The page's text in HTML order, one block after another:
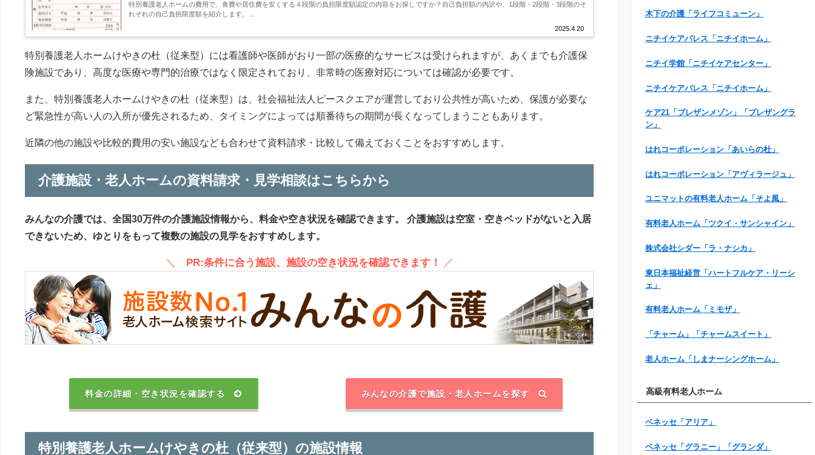
2025.4.20
特別養護老人ホームの費用で、食費や居住費を安くする４段階の負担限度額認定の内容をお探しですか？自己負担額の内訳や、1段階・2段階・3段階のそ
れぞれの自己負担限度額を紹介します。...
特別養護老人ホームけやきの杜（従来型）には看護師や医師がおり一部の医療的なサービスは受けられますが、あくまでも介護保
険施設であり、高度な医療や専門的治療ではなく限定されており、非常時の医療対応については確認が必要です。
また、特別養護老人ホームけやきの杜（従来型）は、社会福祉法人ピースクエアが運営しており公共性が高いため、保護が必要な
ど緊急性が高い人の入所が優先されるため、タイミングによっては順番待ちの期間が長くなってしまうこともあります。
近隣の他の施設や比較的費用の安い施設なども合わせて資料請求・比較して備えておくことをおすすめします。
介護施設・老人ホームの資料請求・見学相談はこちらから
みんなの介護では、全国30万件の介護施設情報から、料金や空き状況を確認できます。
介護施設は空室・空きベッドがないと入居
できないため、ゆとりをもって複数の施設の見学をおすすめします。
＼ PR:条件に合う施設、施設の空き状況を確認できます！ ／
料金の詳細・空き状況を確認する みんなの介護で施設・老人ホームを探す
特別養護老人ホームけやきの杜（従来型）の施設情報
木下の介護「ライフコミューン」
ニチイケアパレス「ニチイホーム」
ニチイ学館「ニチイケアセンター」
ニチイケアパレス「ニチイホーム」
ケア21「プレザンメゾン」「プレザングラ
ン」
はれコーポレーション「あいらの杜」
はれコーポレーション「アヴィラージュ」
ユニマットの有料老人ホーム「そよ風」
有料老人ホーム「ツクイ・サンシャイン」
株式会社シダー「ラ・ナシカ」
東日本福祉経営「ハートフルケア・リーシ
ェ」
有料老人ホーム「ミモザ」
「チャーム」「チャームスイート」
老人ホーム「しまナーシングホーム」
高級有料老人ホーム
ベネッセ「アリア」
ベネッセ「グラニー」「グランダ」